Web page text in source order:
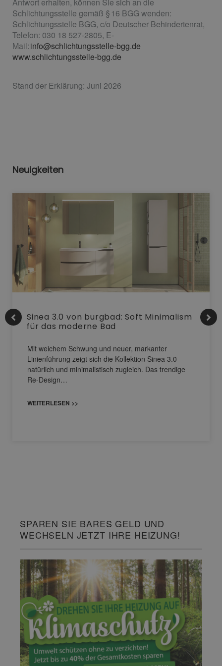
Schlichtungsstelle gemäß § 16 BGG wenden:
Schlichtungsstelle BGG, c/o Deutscher Behindertenrat,
Telefon: 030 18 527-2805, E-
Mail:info@schlichtungsstelle-bgg.de
www.schlichtungsstelle-bgg.de
Stand der Erklärung: Juni 2026
Neuigkeiten
Sinea 3.0 von burgbad: Soft Minimalism
für das moderne Bad
Mit weichem Schwung und neuer, markanter
Linienführung zeigt sich die Kollektion Sinea 3.0
natürlich und minimalistisch zugleich. Das trendige
Re-Design…
WEITERLESEN >>
SPAREN SIE BARES GELD UND
WECHSELN JETZT IHRE HEIZUNG!